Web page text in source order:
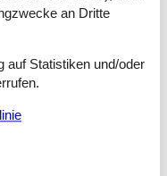
Cala Ratjada in einigen
kann.
an Dritte
auf Statistiken und/oder